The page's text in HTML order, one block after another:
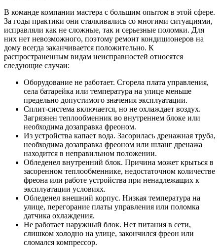
В команде компании мастера с большим опытом в этой сфере.
За годы практики они сталкивались со многими ситуациями,
исправляли как не сложные, так и серьезные поломки. Для
них нет невозможного, поэтому ремонт кондиционеров на
дому всегда заканчивается положительно. К
распространенным видам неисправностей относятся
следующие случаи:
Оборудование не работает. Сгорела плата управления,
села батарейка или температура на улице меньше
предельно допустимого значения эксплуатации.
Сплит-система включается, но не охлаждает воздух.
Загрязнен теплообменник во внутреннем блоке или
необходима дозаправка фреоном.
Из устройства капает вода. Засорилась дренажная труба,
необходима дозаправка фреоном или шланг дренажа
находится в неправильном положении.
Обледенел внутренний блок. Причина может крыться в
засоренном теплообменнике, недостаточном количестве
фреона или работе устройства при ненадлежащих к
эксплуатации условиях.
Обледенел внешний корпус. Низкая температура на
улице, перегорание платы управления или поломка
датчика охлаждения.
Не работает наружный блок. Нет питания в сети,
слишком холодно на улице, закончился фреон или
сломался компрессор.